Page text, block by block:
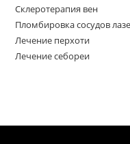
Склеротерапия вен
Пломбировка сосудов
Лечение перхоти
Лечение себореи